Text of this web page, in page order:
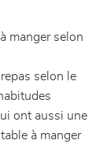
manger selon
selon le
ont aussi une
à manger